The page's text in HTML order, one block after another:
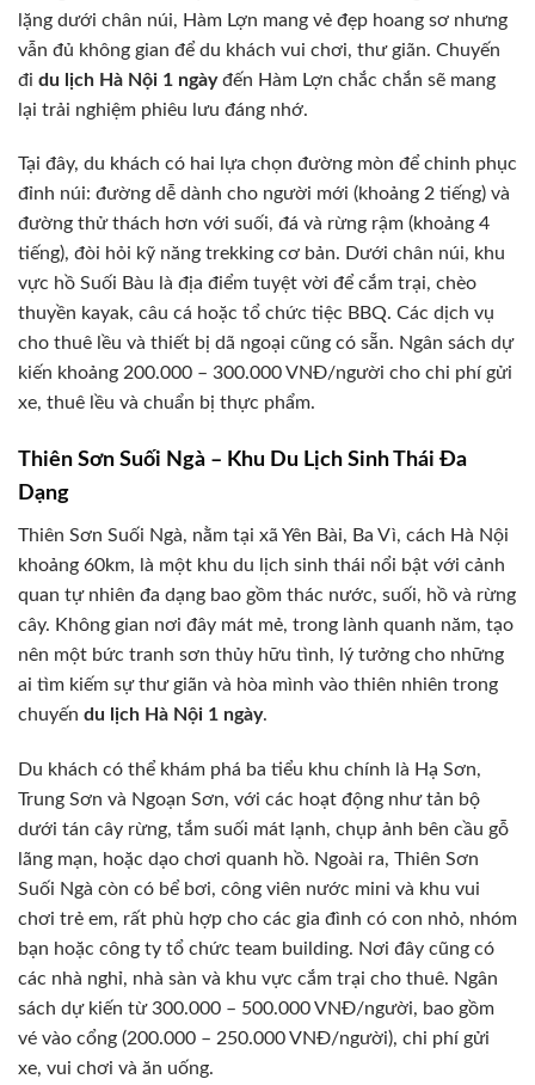
lặng dưới chân núi, Hàm Lợn mang vẻ đẹp hoang sơ nhưng
vẫn đủ không gian để du khách vui chơi, thư giãn. Chuyến
đi du lịch Hà Nội 1 ngàyđến Hàm Lợn chắc chắn sẽ mang
lại trải nghiệm phiêu lưu đáng nhớ.
Tại đây, du khách có hai lựa chọn đường mòn để chinh phục
đỉnh núi: đường dễ dành cho người mới (khoảng 2 tiếng) và
đường thử thách hơn với suối, đá và rừng rậm (khoảng 4
tiếng), đòi hỏi kỹ năng trekking cơ bản. Dưới chân núi, khu
vực hồ Suối Bàu là địa điểm tuyệt vời để cắm trại, chèo
thuyền kayak, câu cá hoặc tổ chức tiệc BBQ. Các dịch vụ
cho thuê lều và thiết bị dã ngoại cũng có sẵn. Ngân sách dự
kiến khoảng 200.000 – 300.000 VNĐ/người cho chi phí gửi
xe, thuê lều và chuẩn bị thực phẩm.
Thiên Sơn Suối Ngà – Khu Du Lịch Sinh Thái Đa
Dạng
Thiên Sơn Suối Ngà, nằm tại xã Yên Bài, Ba Vì, cách Hà Nội
khoảng 60km, là một khu du lịch sinh thái nổi bật với cảnh
quan tự nhiên đa dạng bao gồm thác nước, suối, hồ và rừng
cây. Không gian nơi đây mát mẻ, trong lành quanh năm, tạo
nên một bức tranh sơn thủy hữu tình, lý tưởng cho những
ai tìm kiếm sự thư giãn và hòa mình vào thiên nhiên trong
chuyến du lịch Hà Nội 1 ngày.
Du khách có thể khám phá ba tiểu khu chính là Hạ Sơn,
Trung Sơn và Ngoạn Sơn, với các hoạt động như tản bộ
dưới tán cây rừng, tắm suối mát lạnh, chụp ảnh bên cầu gỗ
lãng mạn, hoặc dạo chơi quanh hồ. Ngoài ra, Thiên Sơn
Suối Ngà còn có bể bơi, công viên nước mini và khu vui
chơi trẻ em, rất phù hợp cho các gia đình có con nhỏ, nhóm
bạn hoặc công ty tổ chức team building. Nơi đây cũng có
các nhà nghỉ, nhà sàn và khu vực cắm trại cho thuê. Ngân
sách dự kiến từ 300.000 – 500.000 VNĐ/người, bao gồm
vé vào cổng (200.000 – 250.000 VNĐ/người), chi phí gửi
xe, vui chơi và ăn uống.